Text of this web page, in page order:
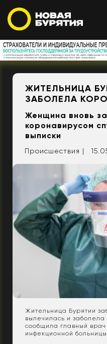
ЖИТЕЛЬНИЦА
ЗАБОЛЕЛА
Женщина вновь
коронавирусом
выписки
Происшествия |
Жительница Бурятии
вылечилась и
сообщила главный врач
инфекционной